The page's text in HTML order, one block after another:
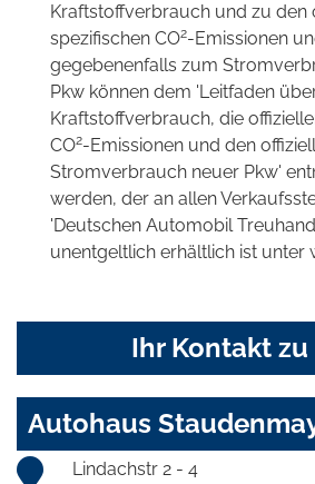
Kraftstoffverbrauch und zu den
spezifischen CO2-Emissionen
gegebenenfalls zum
Pkw können dem 'Leitfaden
Kraftstoffverbrauch, die
CO2-Emissionen und den
Stromverbrauch neuer Pkw'
werden, der an allen
'Deutschen Automobil
unentgeltlich erhältlich ist unter
Ihr Kontakt zu
Autohaus
Lindachstr 2 - 4